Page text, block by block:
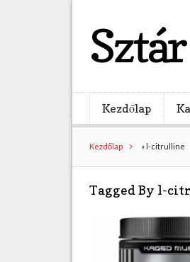
Kezdőlap
Kezdőlap » l-citrulline
Tagged By l-